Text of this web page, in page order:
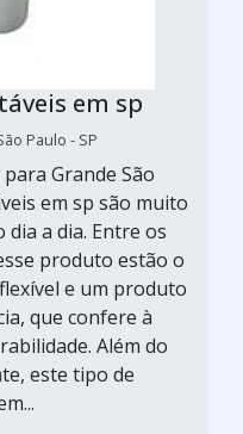
em sp
Paulo - SP
Grande São
em sp são muito
a dia. Entre os
produto estão o
e um produto
que confere à
Além do
este tipo de